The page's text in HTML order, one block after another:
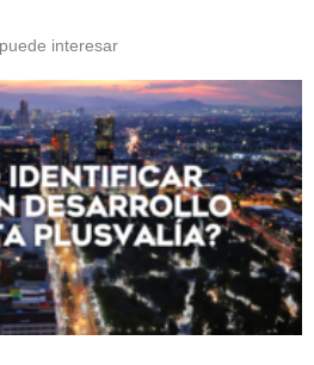
interesar